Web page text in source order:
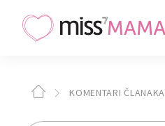
KOMENTARI ČLANAKA